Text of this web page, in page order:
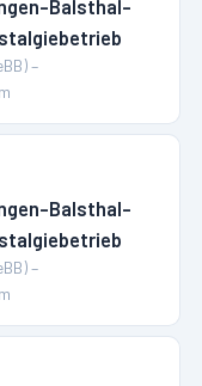
Balsthal-
–
Balsthal-
–